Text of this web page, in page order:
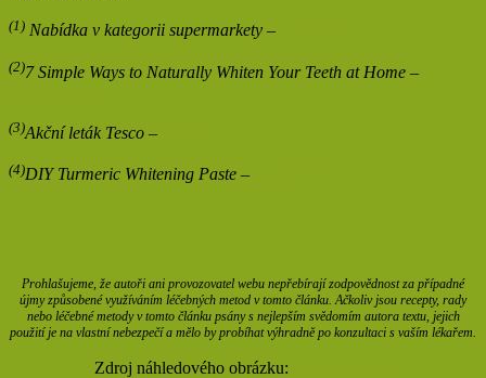
(1) Nabídka v kategorii supermarkety –
(2)7 Simple Ways to Naturally Whiten Your Teeth at Home –
(3)Akční leták Tesco –
(4)DIY Turmeric Whitening Paste –
Prohlašujeme, že autoři ani provozovatel webu nepřebírají zodpovědnost za případné
újmy způsobené využíváním léčebných metod v tomto článku. Ačkoliv jsou recepty, rady
nebo léčebné metody v tomto článku psány s nejlepším svědomím autora textu, jejich
použití je na vlastní nebezpečí a mělo by probíhat výhradně po konzultaci s vaším lékařem.
Zdroj náhledového obrázku: